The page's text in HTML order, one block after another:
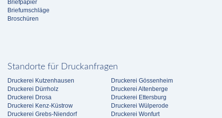
Briefpapier
Briefumschläge
Broschüren
Standorte für Druckanfragen
Druckerei Kutzenhausen
Druckerei Dürrholz
Druckerei Drosa
Druckerei Kenz-Küstrow
Druckerei Grebs-Niendorf
Druckerei Gössenheim
Druckerei Altenberge
Druckerei Ettersburg
Druckerei Wülperode
Druckerei Wonfurt